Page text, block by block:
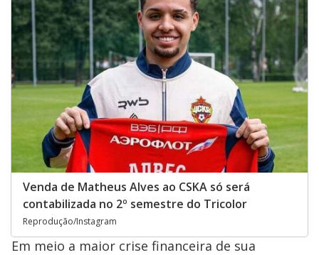
Venda de Matheus Alves ao CSKA só será
contabilizada no 2º semestre do Tricolor
Reprodução/Instagram
Em meio a maior crise financeira de sua